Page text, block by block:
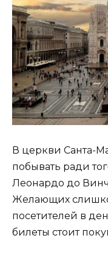
В церкви Санта-
побывать ради
Леонардо до
Желающих
посетителей в
билеты стоит